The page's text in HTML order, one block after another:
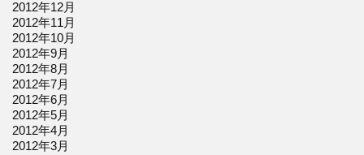
2012年12月
2012年11月
2012年10月
2012年9月
2012年8月
2012年7月
2012年6月
2012年5月
2012年4月
2012年3月